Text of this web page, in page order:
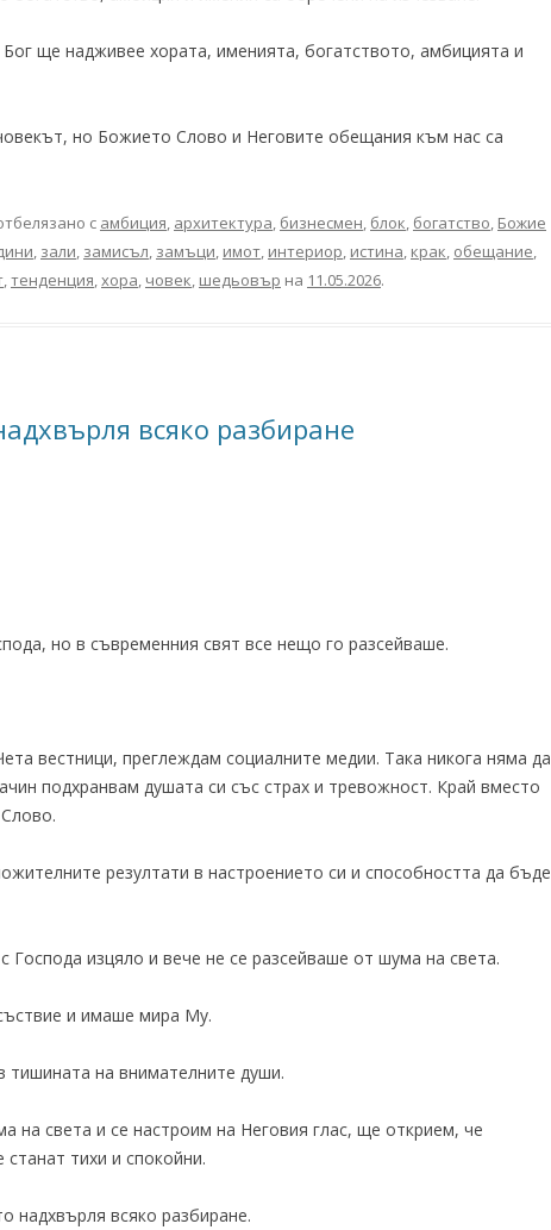
ще надживее хората, именията, богатството, амбицията и
но Божието Слово и Неговите обещания към нас са
с амбиция, архитектура, бизнесмен, блок, богатство, Божие
, зали, замисъл, замъци, имот, интериор, истина, крак, обещание,
,тенденция,хора, човек, шедьовър на 11.05.2026.
всяко разбиране
но в съвременния свят все нещо го разсейваше.
вестници, преглеждам социалните медии. Така никога няма да
подхранвам душата си със страх и тревожност. Край вместо
резултати в настроението си и способността да бъде
изцяло и вече не се разсейваше от шума на света.
и имаше мира Му.
тишината на внимателните души.
на света и се настроим на Неговия глас, ще открием, че
тихи и спокойни.
надхвърля всяко разбиране.